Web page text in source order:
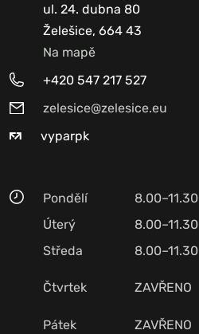
ul. 24. dubna 80
Želešice, 664 43
Na mapě
+420 547 217 527
zelesice@zelesice.eu
vyparpk
Pondělí 8.00–11.30
Úterý
8.00–11.30
Středa
8.00–11.30
Čtvrtek ZAVŘENO
Pátek
ZAVŘENO